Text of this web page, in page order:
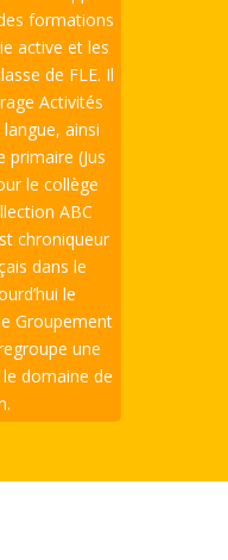
formations
active et les
de FLE. Il
Activités
ainsi
primaire (Jus
le collège
ABC
chroniqueur
dans le
le
Groupement
une
le domaine de